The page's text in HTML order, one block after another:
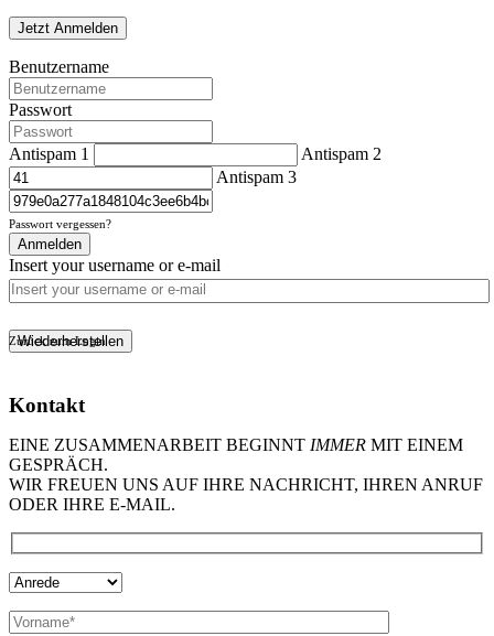
Benutzername
Passwort
Antispam 1
Antispam 2
Antispam 3
Passwort vergessen?
Anmelden
Insert your username or e-mail
Zurück zum Login
Wiederherstellen
Kontakt
EINE ZUSAMMENARBEIT BEGINNT IMMER MIT EINEM
GESPRÄCH.
WIR FREUEN UNS AUF IHRE NACHRICHT, IHREN ANRUF
ODER IHRE E-MAIL.